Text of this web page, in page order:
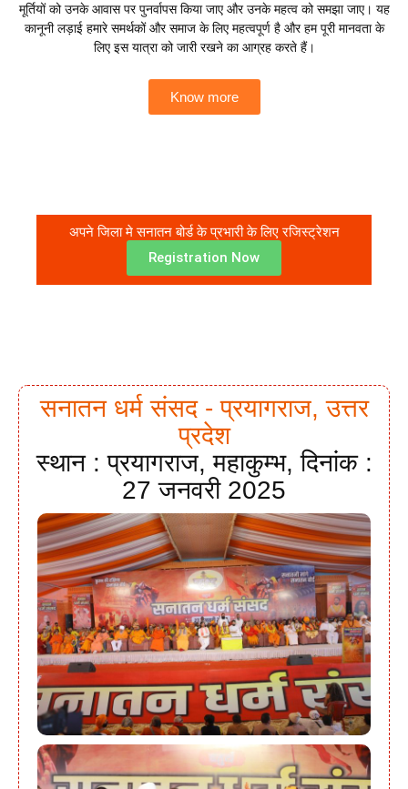
मूर्तियों को उनके आवास पर पुनर्वापस किया जाए और उनके महत्व को समझा जाए। यह
कानूनी लड़ाई हमारे समर्थकों और समाज के लिए महत्वपूर्ण है और हम पूरी मानवता के
लिए इस यात्रा को जारी रखने का आग्रह करते हैं।
Know more
अपने जिला मे सनातन बोर्ड के प्रभारी के लिए रजिस्ट्रेशन
Registration Now
सनातन धर्म संसद - प्रयागराज, उत्तर
प्रदेश
स्थान : प्रयागराज, महाकुम्भ, दिनांक :
27 जनवरी 2025